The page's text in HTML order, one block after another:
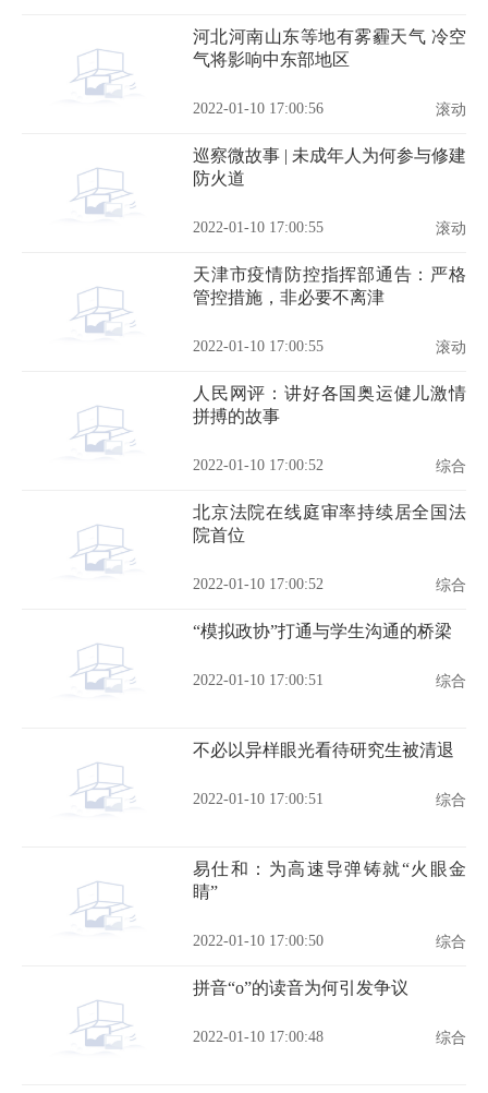
河北河南山东等地有雾霾天气 冷空
气将影响中东部地区
2022-01-10 17:00:56 滚动
巡察微故事 | 未成年人为何参与修建
防火道
2022-01-10 17:00:55 滚动
天津市疫情防控指挥部通告：严格
管控措施，非必要不离津
2022-01-10 17:00:55 滚动
人民网评：讲好各国奥运健儿激情
拼搏的故事
2022-01-10 17:00:52 综合
北京法院在线庭审率持续居全国法
院首位
2022-01-10 17:00:52 综合
“模拟政协”打通与学生沟通的桥梁
2022-01-10 17:00:51 综合
不必以异样眼光看待研究生被清退
2022-01-10 17:00:51 综合
易仕和：为高速导弹铸就“火眼金
睛”
2022-01-10 17:00:50 综合
拼音“o”的读音为何引发争议
2022-01-10 17:00:48 综合